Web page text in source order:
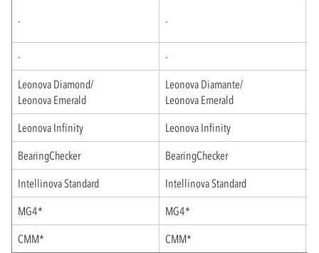
- -
-
-
Leonova Diamond/
Leonova Emerald
Leonova Diamante/
Leonova Emerald
Leonova Infinity
Leonova Infinity
BearingChecker
BearingChecker
Intellinova Standard
Intellinova Standard
MG4*
MG4*
CMM*
CMM*